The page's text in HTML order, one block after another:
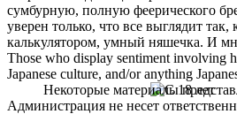
сумбурную, полную феерического
уверен только, что все выглядит
калькулятором, умный няшечка. И
Those who display sentiment involving
Japanese culture, and/or anything
Некоторые материалы
Администрация не несет